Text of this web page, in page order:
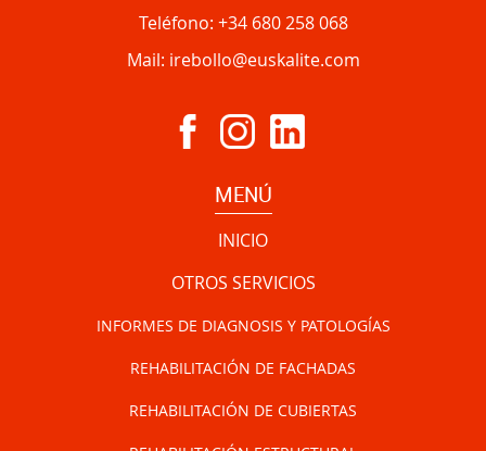
Teléfono: +34 680 258 068
Mail: irebollo@euskalite.com
MENÚ
INICIO
OTROS SERVICIOS
INFORMES DE DIAGNOSIS Y PATOLOGÍAS
REHABILITACIÓN DE FACHADAS
REHABILITACIÓN DE CUBIERTAS